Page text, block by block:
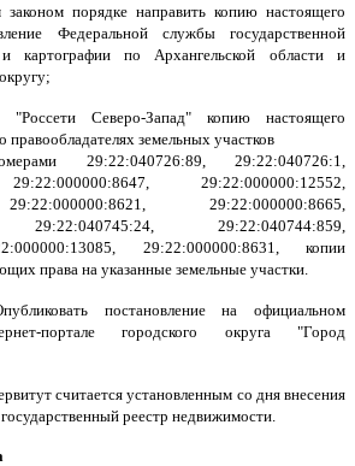
законом порядке направить копию настоящего
Федеральной службы государственной
и картографии по Архангельской области и
Северо-Запад" копию настоящего
правообладателях земельных участков
29:22:040726:89, 29:22:040726:1,
29:22:000000:12552,
29:22:000000:8665,
29:22:040745:24, 29:22:040744:859,
29:22:000000:8631, копии
права на указанные земельные участки.
постановление на официальном
портале городского округа "Город
считается установленным со дня внесения
реестр недвижимости.